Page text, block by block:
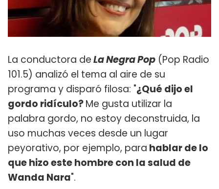
La conductora deLa Negra Pop (Pop Radio
101.5) analizó el tema al aire de su
programa y disparó filosa: "¿Qué dijo el
gordo ridículo?Me gusta utilizar la
palabra gordo, no estoy deconstruida, la
uso muchas veces desde un lugar
peyorativo, por ejemplo, para hablar de lo
que hizo este hombre con la salud de
Wanda Nara".